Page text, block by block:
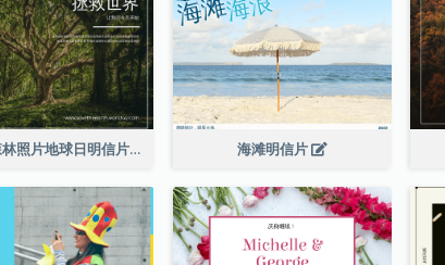
深绿色森林照片地球日明信片 海滩明信片